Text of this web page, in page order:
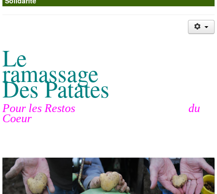
Le
ramassage
Des Patates
Pour les Restos du
Coeur